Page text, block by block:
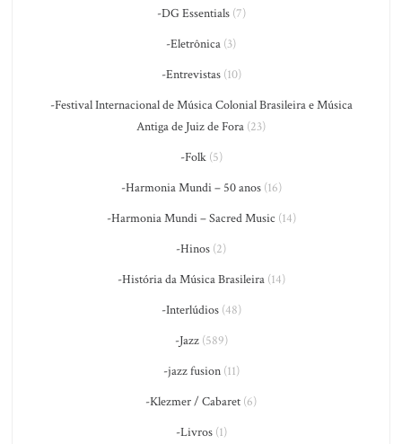
-DG Essentials(7)
-Eletrônica (3)
-Entrevistas(10)
-Festival Internacional de Música Colonial Brasileira e Música
Antiga de Juiz de Fora (23)
-Folk(5)
-Harmonia Mundi – 50 anos(16)
-Harmonia Mundi – Sacred Music (14)
-Hinos (2)
-História da Música Brasileira(14)
-Interlúdios(48)
-Jazz(589)
-jazz fusion(11)
-Klezmer / Cabaret (6)
-Livros(1)